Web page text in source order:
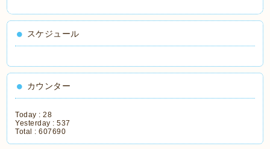
スケジュール
カウンター
Today :28
Yesterday :537
Total :607690